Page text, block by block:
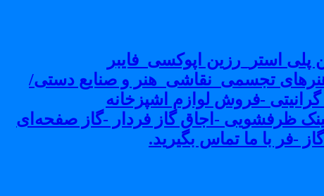
استر_رزین اپوکسی_فایبر
تجسمی_نقاشی_هنر و صنایع دستی/
-فروش لوازم اشپزخانه
ظرفشویی -اجاق گاز فردار -گاز صفحه‌ای
-فر با ما تماس بگیرید.